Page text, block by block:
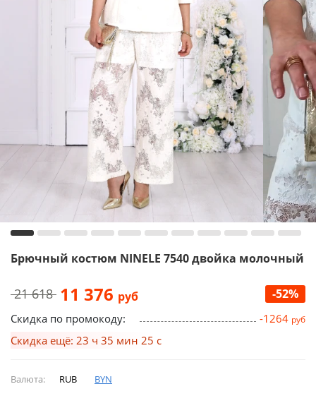
Брючный костюм NINELE 7540 двойка молочный
21 618 11 376 руб -52%
Скидка по промокоду: -1264 руб
Скидка ещё: 23 ч 35 мин 24 с
Валюта: RUB BYN